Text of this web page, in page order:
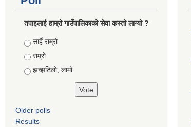
तपाइलाई हाम्रो गाउँपालिकाको सेवा कस्तो लाग्यो ?
Choices
सार्है राम्रो
राम्रो
झन्झटिलो, लामो
Older polls
Results